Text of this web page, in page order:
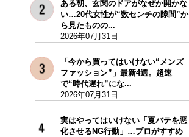
ある朝、玄関のドアがなぜか開かな
い…20代女性が“数センチの隙間”か
ら見たものの...
2026年07月31日
「今から買ってはいけない“メンズ
ファッション”」最新4選。超速
で“時代遅れ”にな...
2026年07月31日
実はやってはいけない「夏バテを悪
化させるNG行動」…プロがすすめ